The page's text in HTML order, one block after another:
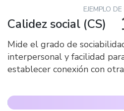
EJEMPLO
Calidez social (CS)
Mide el grado de
interpersonal y facilidad
establecer conexión con